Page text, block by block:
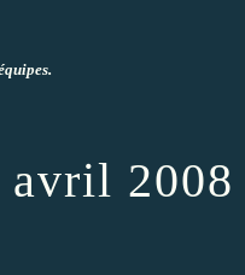
avril 2008